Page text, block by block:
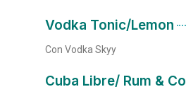
Vodka Tonic/Lemon
Con Vodka Skyy
Cuba Libre/ Rum &